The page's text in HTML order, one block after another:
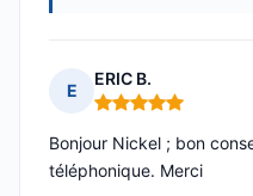
E
ERIC B.
Note : 5 sur 5
Bonjour Nickel ; bon
téléphonique. Merci